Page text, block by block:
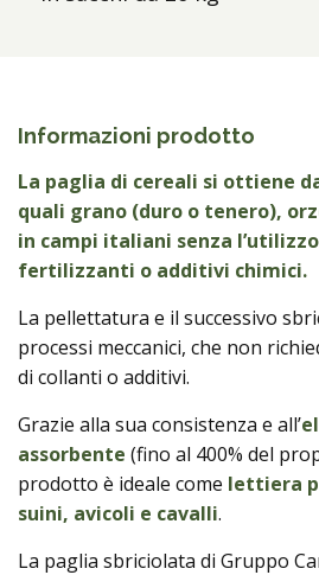
Informazioni prodotto
La paglia di cereali si ottiene
quali grano (duro o tenero),
in campi italiani senza
fertilizzanti o additivi chimici.
La pellettatura e il successivo
processi meccanici, che non
di collanti o additivi.
Grazie alla sua consistenza e all’
assorbente (fino al 400% del
prodotto è ideale come lettiera
suini, avicoli e cavalli.
La paglia sbriciolata di Gruppo